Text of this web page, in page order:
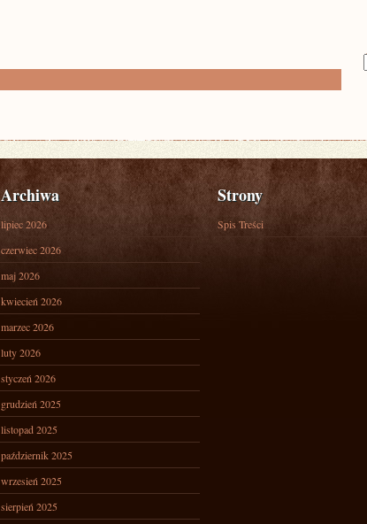
Archiwa
lipiec 2026
czerwiec 2026
maj 2026
kwiecień 2026
marzec 2026
luty 2026
styczeń 2026
grudzień 2025
listopad 2025
październik 2025
wrzesień 2025
sierpień 2025
Strony
Spis Treści